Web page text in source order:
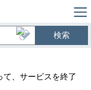
検索
、サービスを終了